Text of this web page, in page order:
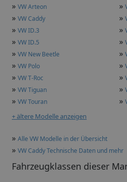
» VW Arteon »
» VW Caddy »
» VW ID.3 »
» VW ID.5 »
» VW New Beetle »
» VW Polo »
» VW T-Roc »
» VW Tiguan »
» VW Touran »
+ ältere Modelle anzeigen
» Alle VW Modelle in der Übersicht
» VW Caddy Technische Daten und mehr
Fahrzeugklassen dieser